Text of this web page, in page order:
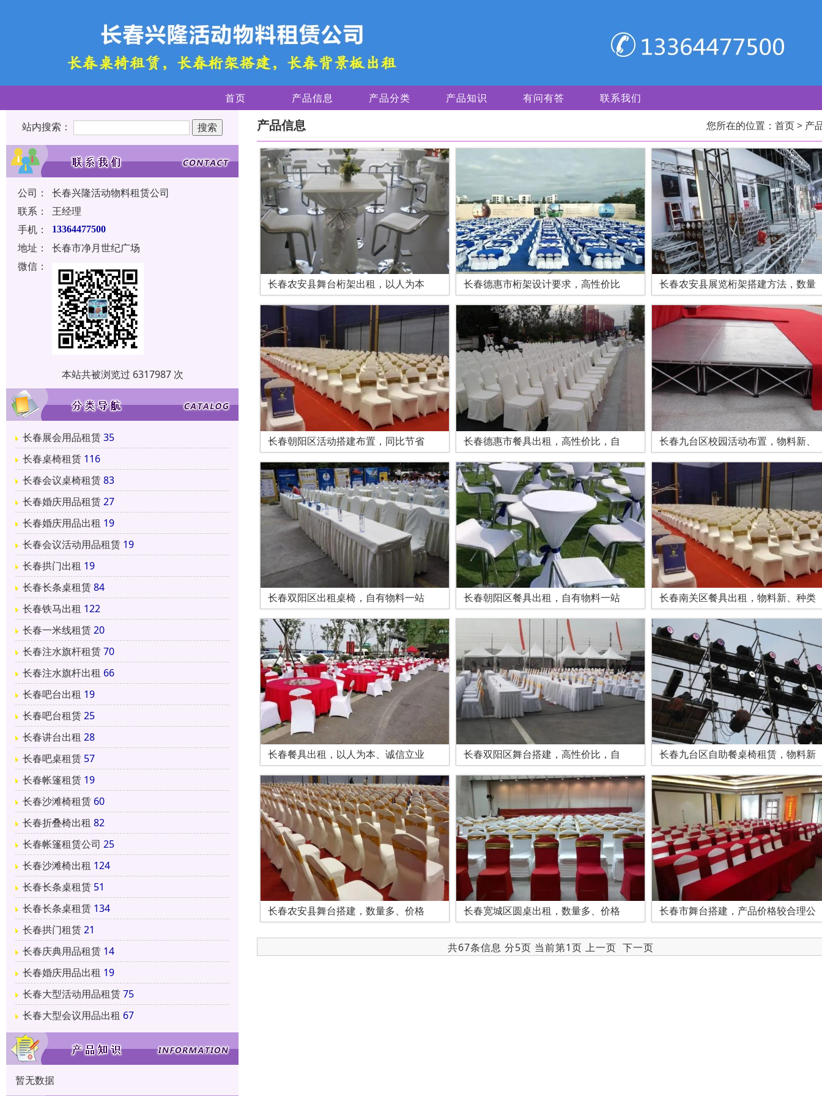
首页 产品信息 产品分类 产品知识 有问有答 联系我们
站内搜索：
公司：
长春兴隆活动物料租赁公司
联系：
王经理
手机：
13364477500
地址：
长春市净月世纪广场
微信：
本站共被浏览过 6317987 次
长春展会用品租赁35
长春桌椅租赁 116
长春会议桌椅租赁83
长春婚庆用品租赁27
长春婚庆用品出租 19
长春会议活动用品租赁 19
长春拱门出租 19
长春长条桌租赁84
长春铁马出租 122
长春一米线租赁20
长春注水旗杆租赁70
长春注水旗杆出租 66
长春吧台出租 19
长春吧台租赁25
长春讲台出租 28
长春吧桌租赁 57
长春帐篷租赁 19
长春沙滩椅租赁 60
长春折叠椅出租 82
长春帐篷租赁公司 25
长春沙滩椅出租 124
长春长条桌租赁 51
长春长条桌租赁 134
长春拱门租赁21
长春庆典用品租赁 14
长春婚庆用品出租 19
长春大型活动用品租赁75
长春大型会议用品出租 67
暂无数据
产品信息 您所在的位置： 首页> 产
长春农安县舞台桁架出租，以人为本 长春德惠市桁架设计要求，高性价比 长春农安县展览桁架搭建方法，数量
长春朝阳区活动搭建布置，同比节省 长春德惠市餐具出租，高性价比，自 长春九台区校园活动布置，物料新、
长春双阳区出租桌椅，自有物料一站 长春朝阳区餐具出租，自有物料一站 长春南关区餐具出租，物料新、种类
长春餐具出租，以人为本、诚信立业 长春双阳区舞台搭建，高性价比，自 长春九台区自助餐桌椅租赁，物料新
长春农安县舞台搭建，数量多、价格 长春宽城区圆桌出租，数量多、价格 长春市舞台搭建，产品价格较合理公
共67条信息 分5页 当前第1页 上一页 下一页